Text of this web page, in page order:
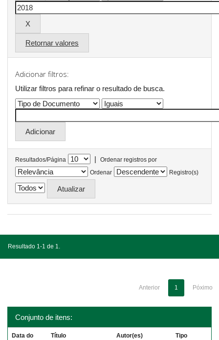
Retornar valores
Adicionar filtros:
Utilizar filtros para refinar o resultado de busca.
Resultados/Página |
Ordenar registros por
Ordenar
Registro(s)
Resultado 1-1 de 1.
Anterior 1 Póximo
Conjunto de itens:
Data do
Título Autor(es) Tipo